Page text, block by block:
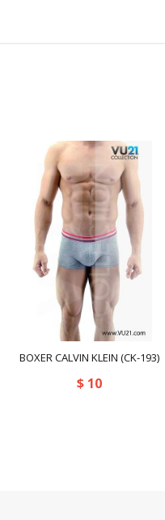
BOXER CALVIN KLEIN (CK-193)
$10